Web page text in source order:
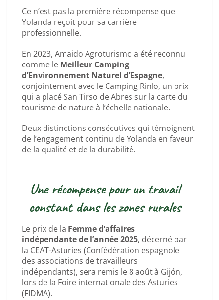
Ce n’est pas la première récompense que
Yolanda reçoit pour sa carrière
professionnelle.
En 2023, Amaido Agroturismo a été reconnu
comme le Meilleur Camping
d’Environnement Naturel d’Espagne,
conjointement avec le Camping Rinlo, un prix
qui a placé San Tirso de Abres sur la carte du
tourisme de nature à l’échelle nationale.
Deux distinctions consécutives qui témoignent
de l’engagement continu de Yolanda en faveur
de la qualité et de la durabilité.
Une récompense pour un travail
constant dans les zones rurales
Le prix de la Femme d’affaires
indépendante de l’année 2025, décerné par
la CEAT-Asturies (Confédération espagnole
des associations de travailleurs
indépendants), sera remis le 8 août à Gijón,
lors de la Foire internationale des Asturies
(FIDMA).